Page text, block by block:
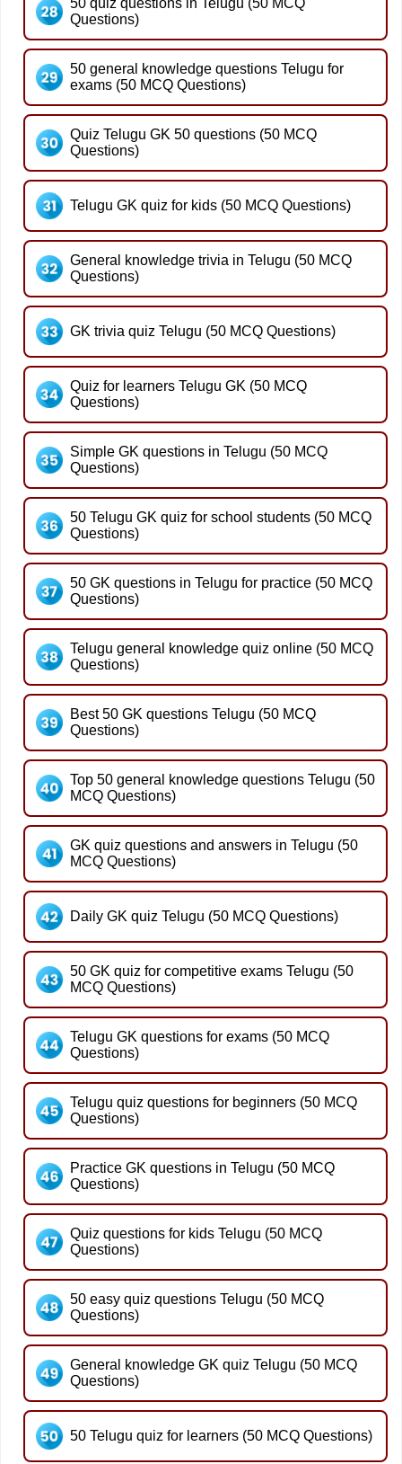
Questions)
50 general knowledge questions Telugu for
exams (50 MCQ Questions)
Quiz Telugu GK 50 questions (50 MCQ
Questions)
Telugu GK quiz for kids (50 MCQ Questions)
General knowledge trivia in Telugu (50 MCQ
Questions)
GK trivia quiz Telugu (50 MCQ Questions)
Quiz for learners Telugu GK (50 MCQ
Questions)
Simple GK questions in Telugu (50 MCQ
Questions)
50 Telugu GK quiz for school students (50 MCQ
Questions)
50 GK questions in Telugu for practice (50 MCQ
Questions)
Telugu general knowledge quiz online (50 MCQ
Questions)
Best 50 GK questions Telugu (50 MCQ
Questions)
Top 50 general knowledge questions Telugu (50
MCQ Questions)
GK quiz questions and answers in Telugu (50
MCQ Questions)
Daily GK quiz Telugu (50 MCQ Questions)
50 GK quiz for competitive exams Telugu (50
MCQ Questions)
Telugu GK questions for exams (50 MCQ
Questions)
Telugu quiz questions for beginners (50 MCQ
Questions)
Practice GK questions in Telugu (50 MCQ
Questions)
Quiz questions for kids Telugu (50 MCQ
Questions)
50 easy quiz questions Telugu (50 MCQ
Questions)
General knowledge GK quiz Telugu (50 MCQ
Questions)
50 Telugu quiz for learners (50 MCQ Questions)